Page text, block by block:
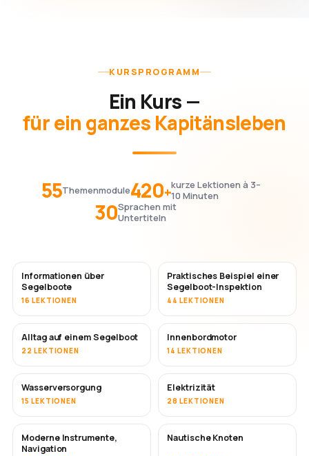
KURSPROGRAMM
Ein Kurs —
für ein ganzes Kapitänsleben
55Themenmodule420+kurze Lektionen à 3–
10 Minuten
30Sprachen mit
Untertiteln
Informationen über
Segelboote
16 LEKTIONEN
Praktisches Beispiel einer
Segelboot-Inspektion
44 LEKTIONEN
Alltag auf einem Segelboot
22 LEKTIONEN
Innenbordmotor
14 LEKTIONEN
Wasserversorgung
15 LEKTIONEN
Elektrizität
28 LEKTIONEN
Moderne Instrumente,
Navigation
Nautische Knoten